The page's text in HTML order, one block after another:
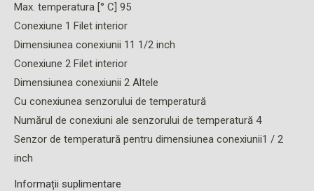
Max. temperatura [° C] 95
Conexiune 1 Filet interior
Dimensiunea conexiunii 11 1/2 inch
Conexiune 2 Filet interior
Dimensiunea conexiunii 2 Altele
Cu conexiunea senzorului de temperatură
Numărul de conexiuni ale senzorului de temperatură 4
Senzor de temperatură pentru dimensiunea conexiunii1 / 2
inch
Informații suplimentare